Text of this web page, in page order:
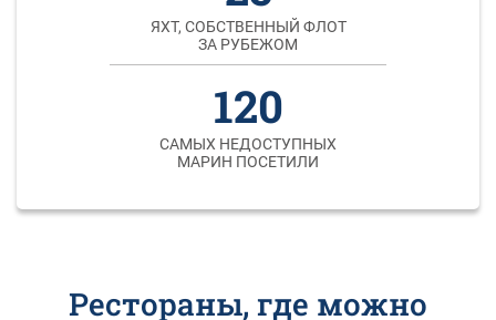
ЯХТ, СОБСТВЕННЫЙ ФЛОТ
ЗА РУБЕЖОМ
120
САМЫХ НЕДОСТУПНЫХ
МАРИН ПОСЕТИЛИ
Рестораны, где можно